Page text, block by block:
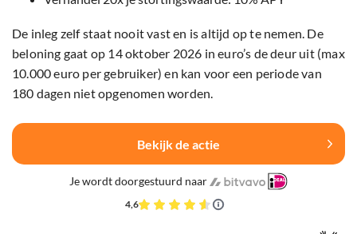
De inleg zelf staat nooit vast en is altijd op te nemen. De
beloning gaat op 14 oktober 2026 in euro’s de deur uit (max
10.000 euro per gebruiker) en kan voor een periode van
180 dagen niet opgenomen worden.
Bekijk de actie
Je wordt doorgestuurd naar
4,6